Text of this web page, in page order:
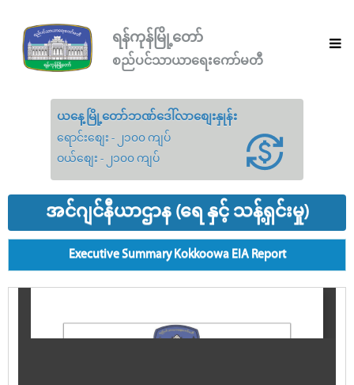
ရန်ကုန်မြို့တော်
စည်ပင်သာယာရေးကော်မတီ
ယနေ့မြို့တော်ဘဏ်ဒေါ်လာစျေးနှုန်း
ရောင်းစျေး - ၂၁၀၀ ကျပ်
ဝယ်စျေး - ၂၁၀၀ ကျပ်
အင်ဂျင်နီယာဌာန (ရေ နှင့် သန့်ရှင်းမှု)
Executive Summary Kokkoowa EIA Report